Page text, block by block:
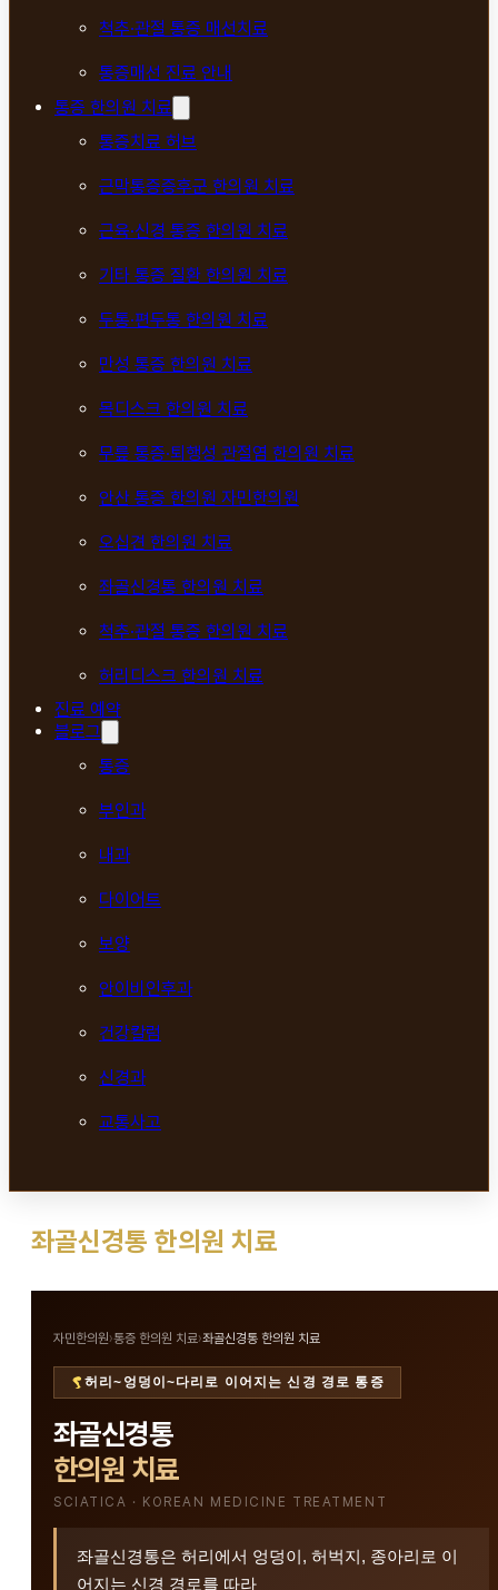
척추·관절 통증 매선치료
통증매선 진료 안내
통증 한의원 치료
통증치료 허브
근막통증증후군 한의원 치료
근육·신경 통증 한의원 치료
기타 통증 질환 한의원 치료
두통·편두통 한의원 치료
만성 통증 한의원 치료
목디스크 한의원 치료
무릎 통증·퇴행성 관절염 한의원 치료
안산 통증 한의원 자민한의원
오십견 한의원 치료
좌골신경통 한의원 치료
척추·관절 통증 한의원 치료
허리디스크 한의원 치료
진료 예약
블로그
통증
부인과
내과
다이어트
보양
안이비인후과
건강칼럼
신경과
교통사고
좌골신경통 한의원 치료
자민한의원›통증 한의원 치료›좌골신경통 한의원 치료
허리~엉덩이~다리로 이어지는 신경 경로 통증
좌골신경통
한의원 치료
SCIATICA · KOREAN MEDICINE TREATMENT
좌골신경통은 허리에서 엉덩이, 허벅지, 종아리로 이
어지는 신경 경로를 따라